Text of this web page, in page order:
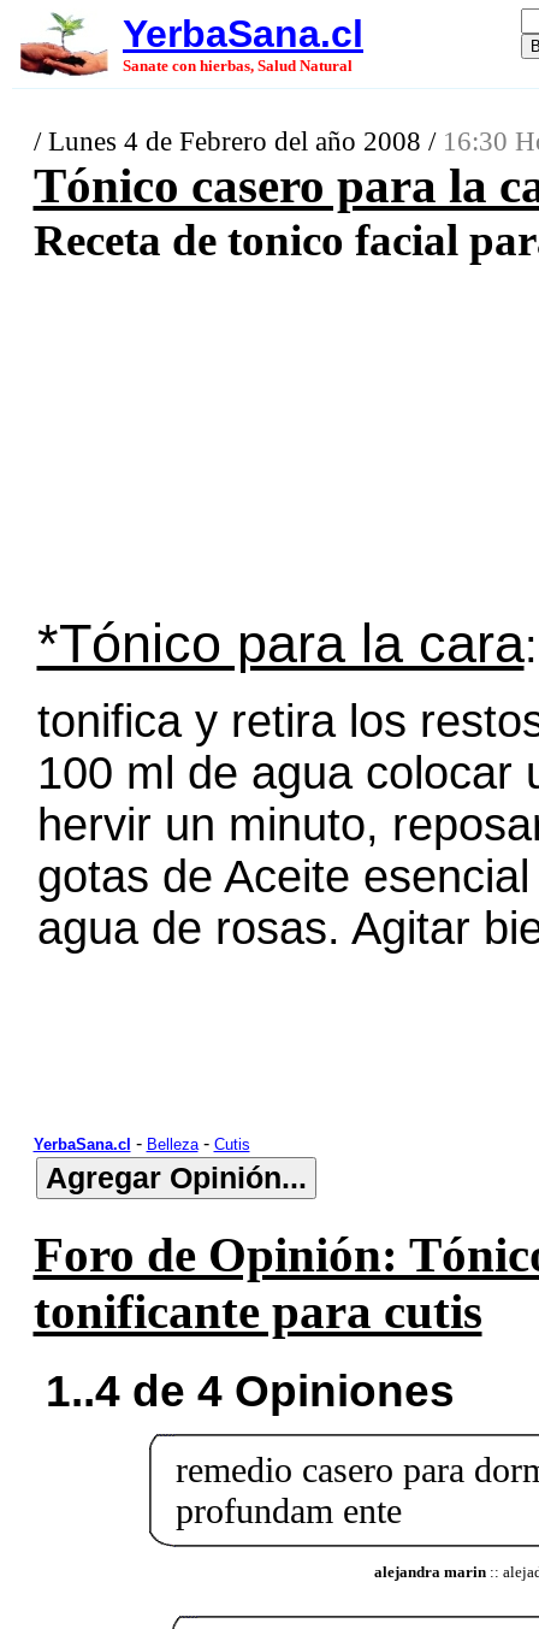
YerbaSana.cl
Sanate con hierbas, Salud Natural
/ Lunes 4 de Febrero del año 2008 / 16:30
Tónico casero para la
Receta de tonico facial
*Tónico para la cara:
tonifica y retira los
100 ml de agua colocar
hervir un minuto,
gotas de Aceite
agua de rosas. Agitar
YerbaSana.cl - Belleza- Cutis
Foro de Opinión:
tonificante para cutis
1..4 de 4 Opiniones
remedio casero para
profundam ente
alejandra marin ::